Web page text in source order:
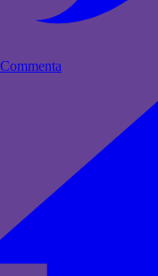
Commenta